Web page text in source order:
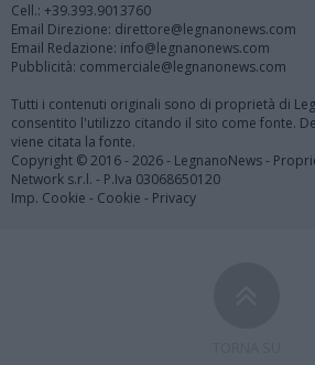
Cell.: +39.393.9013760
Email Direzione: direttore@legnanonews.com
Email Redazione: info@legnanonews.com
Pubblicità: commerciale@legnanonews.com
Tutti i contenuti originali sono di proprietà di
consentito l'utilizzo citando il sito come fonte.
viene citata la fonte.
Copyright © 2016 - 2026 - LegnanoNews -
Network s.r.l. - P.Iva 03068650120
Imp. Cookie - Cookie - Privacy